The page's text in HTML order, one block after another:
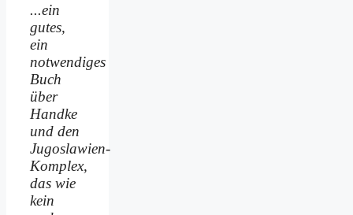
...ein
gutes,
ein
notwendiges
Buch
über
Handke
und den
Jugoslawien-
Komplex,
das wie
kein